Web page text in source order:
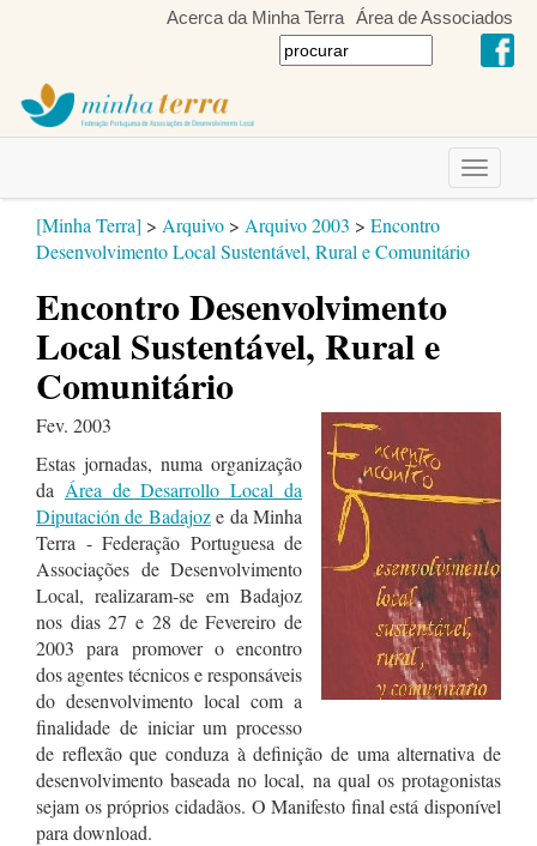
Acerca da Minha Terra Área de Associados
Toggle
[Minha Terra] > Arquivo > Arquivo 2003 > Encontro
Desenvolvimento Local Sustentável, Rural e Comunitário
Encontro Desenvolvimento
Local Sustentável, Rural e
Comunitário
Fev. 2003
Estas jornadas, numa organização
da Área de Desarrollo Local da
Diputación de Badajoze da Minha
Terra - Federação Portuguesa de
Associações de Desenvolvimento
Local, realizaram-se em Badajoz
nos dias 27 e 28 de Fevereiro de
2003 para promover o encontro
dos agentes técnicos e responsáveis
do desenvolvimento local com a
finalidade de iniciar um processo
de reflexão que conduza à definição de uma alternativa de
desenvolvimento baseada no local, na qual os protagonistas
sejam os próprios cidadãos. O Manifesto final está disponível
para download.